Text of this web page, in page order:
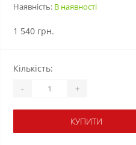
Наявність: В наявності
1 540 грн.
Кількість:
- +
КУПИТИ